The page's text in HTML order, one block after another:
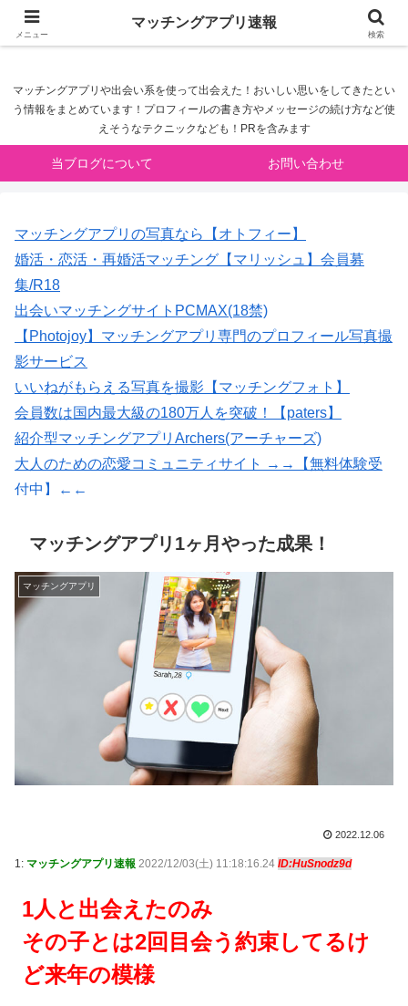
マッチングアプリ速報
マッチングアプリや出会い系を使って出会えた！おいしい思いをしてきたとい
う情報をまとめています！プロフィールの書き方やメッセージの続け方など使
えそうなテクニックなども！PRを含みます
当ブログについて お問い合わせ
マッチングアプリの写真なら【オトフィー】
婚活・恋活・再婚活マッチング【マリッシュ】会員募
集/R18
出会いマッチングサイトPCMAX(18禁)
【Photojoy】マッチングアプリ専門のプロフィール写真撮
影サービス
いいねがもらえる写真を撮影【マッチングフォト】
会員数は国内最大級の180万人を突破！【paters】
紹介型マッチングアプリArchers(アーチャーズ)
大人のための恋愛コミュニティサイト →→【無料体験受
付中】←←
恋愛マッチング ワクワク
マッチングアプリ1ヶ月やった成果！
マッチングアプリ
2022.12.06
1: マッチングアプリ速報 2022/12/03(土) 11:18:16.24 ID:HuSnodz9d
1人と出会えたのみ
その子とは2回目会う約束してるけ
ど来年の模様
メニュー
マッチングアプリ速報
検索